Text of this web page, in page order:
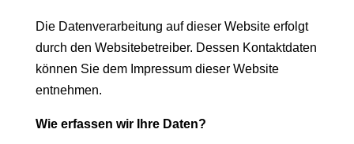
Die Daten­ver­ar­beitung auf dieser Web­site erfol­gt
durch den Web­site­be­treiber. Dessen Kon­tak­t­dat­en
kön­nen Sie dem Impres­sum dieser Web­site
entnehmen.
Wie erfassen wir Ihre Daten?